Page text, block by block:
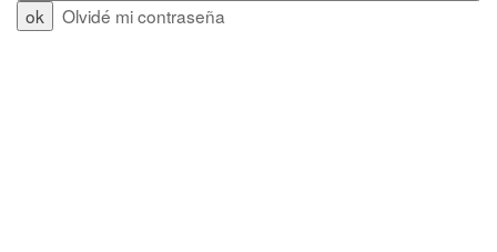
Olvidé mi contraseña